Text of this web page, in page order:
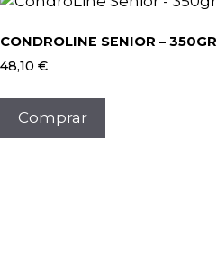
CONDROLINE SENIOR – 350GR
48,10 €
Comprar